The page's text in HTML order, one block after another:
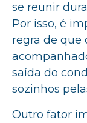
se reunir
Por isso, é
regra de que
saída do
sozinhos
Outro fator